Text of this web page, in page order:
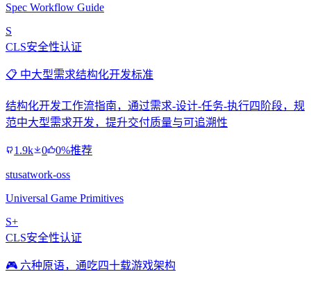
Spec Workflow Guide
S
CLS安全性认证
📋 中大型需求结构化开发标准
结构化开发工作流指南，通过需求-设计-任务-执行四阶段，规
范中大型需求开发，提升交付质量与可追溯性
1.9k 0 0%推荐
stusatwork-oss
Universal Game Primitives
S+
CLS安全性认证
🎮 六种原语，通吃四十载游戏架构